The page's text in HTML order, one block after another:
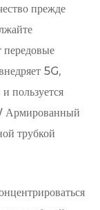
прежде
передовые
5G,
пользуется
Армированный
трубкой